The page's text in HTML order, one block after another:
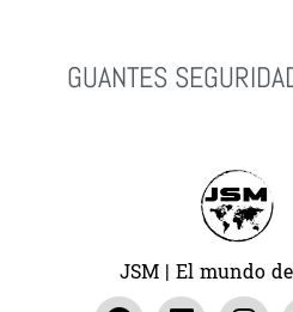
GUANTES
JSM | El mundo